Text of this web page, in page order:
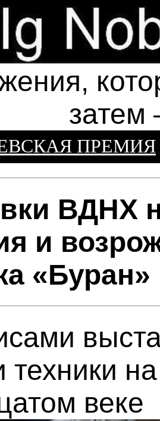
затем
ПРЕМИЯ
ВДНХ
и
«Буран»
техники
веке